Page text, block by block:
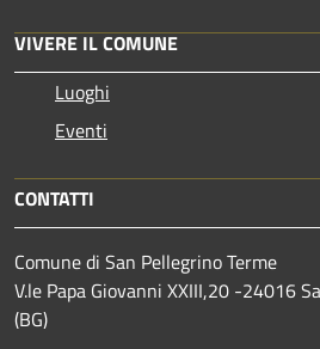
VIVERE IL COMUNE
Luoghi
Eventi
CONTATTI
Comune di San Pellegrino Terme
V.le Papa Giovanni XXIII,20 -24016
(BG)